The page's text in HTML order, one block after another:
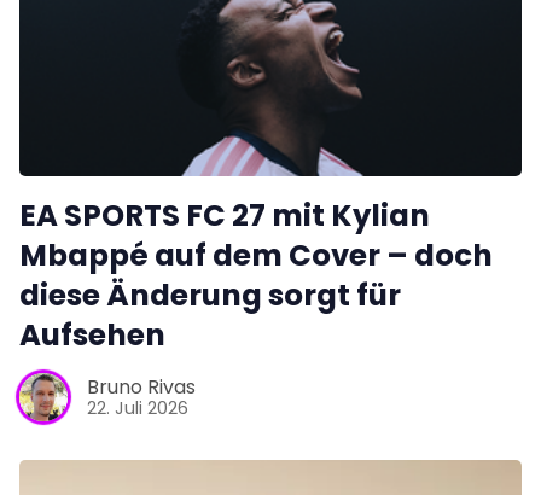
Kontakt
Impressum
EA SPORTS FC 27 mit Kylian
Mbappé auf dem Cover – doch
diese Änderung sorgt für
Aufsehen
Bruno Rivas
22. Juli 2026